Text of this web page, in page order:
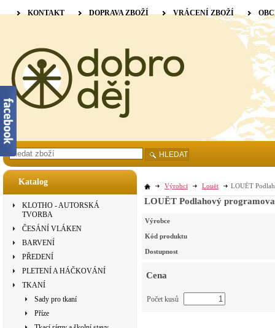
Katalog
KLOTHO - AUTORSKÁ
TVORBA
ČESÁNÍ VLÁKEN
BARVENÍ
PŘEDENÍ
PLETENÍ A HÁČKOVÁNÍ
TKANÍ
Sady pro tkaní
Příze
Výrobci Louët LOUËT
LOUËT Podlahový
Výrobce
Kód produktu
Dostupnost
Cena
Počet kusů
KONTAKT DOPRAVA ZBOŽÍ VRÁCENÍ ZBOŽÍ
HLEDAT